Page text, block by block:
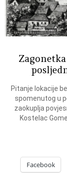
Pitanje lokacije
spomenutog u
zaokuplja
Kostelac
Facebook